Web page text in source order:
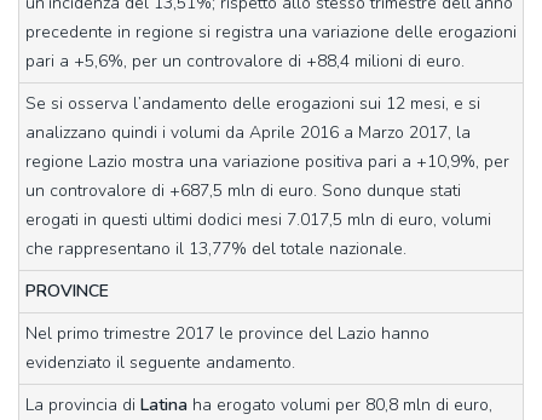
precedente in regione si registra una variazione delle erogazioni
pari a +5,6%, per un controvalore di +88,4 milioni di euro.
Se si osserva l’andamento delle erogazioni sui 12 mesi, e si
analizzano quindi i volumi da Aprile 2016 a Marzo 2017, la
regione Lazio mostra una variazione positiva pari a +10,9%, per
un controvalore di +687,5 mln di euro. Sono dunque stati
erogati in questi ultimi dodici mesi 7.017,5 mln di euro, volumi
che rappresentano il 13,77% del totale nazionale.
PROVINCE
Nel primo trimestre 2017 le province del Lazio hanno
evidenziato il seguente andamento.
La provincia di Latina ha erogato volumi per 80,8 mln di euro,